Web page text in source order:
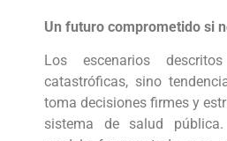
Un futuro comprometido si
Los escenarios
catastróficas, sino
toma decisiones firmes y
sistema de salud